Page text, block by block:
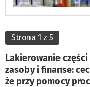
Strona 1 z 5
Lakierowanie
zasoby i finanse:
że przy pomocy